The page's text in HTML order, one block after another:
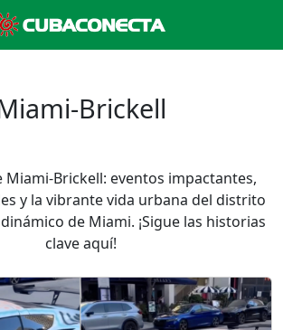
Brickell
Miami-Brickell: eventos impactantes,
y la vibrante vida urbana del distrito
de Miami. ¡Sigue las historias
clave aquí!